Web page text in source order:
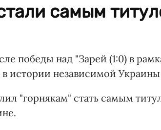
самым
победы над "Зарей (1:0) в
в истории независимой
"горнякам" стать самым